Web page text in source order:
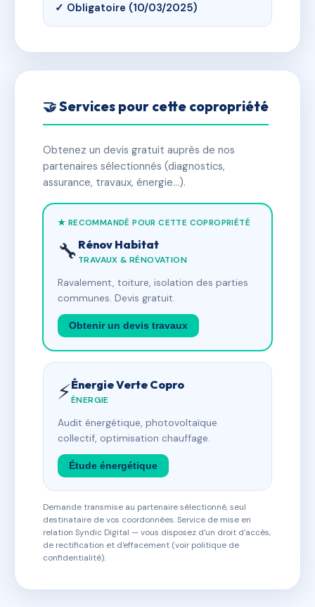
✓ Obligatoire (10/03/2025)
🤝 Services pour cette copropriété
Obtenez un devis gratuit auprès de nos
partenaires sélectionnés (diagnostics,
assurance, travaux, énergie…).
★ RECOMMANDÉ POUR CETTE COPROPRIÉTÉ
🔧 Rénov Habitat
TRAVAUX & RÉNOVATION
Ravalement, toiture, isolation des parties
communes. Devis gratuit.
Obtenir un devis travaux
⚡Énergie Verte Copro
ÉNERGIE
Audit énergétique, photovoltaïque
collectif, optimisation chauffage.
Étude énergétique
Demande transmise au partenaire sélectionné, seul
destinataire de vos coordonnées. Service de mise en
relation Syndic Digital — vous disposez d'un droit d'accès,
de rectification et d'effacement (voir politique de
confidentialité).